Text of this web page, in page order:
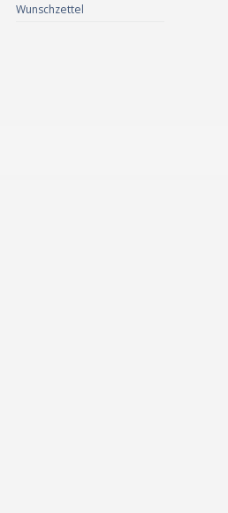
Wunschzettel